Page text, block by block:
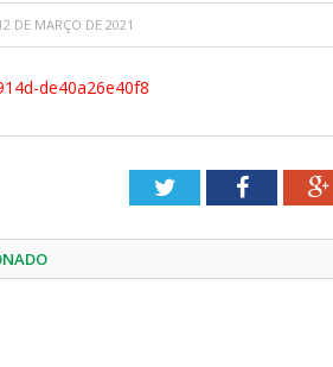
DE MARÇO DE 2021
de40a26e40f8
TwitterFacebook